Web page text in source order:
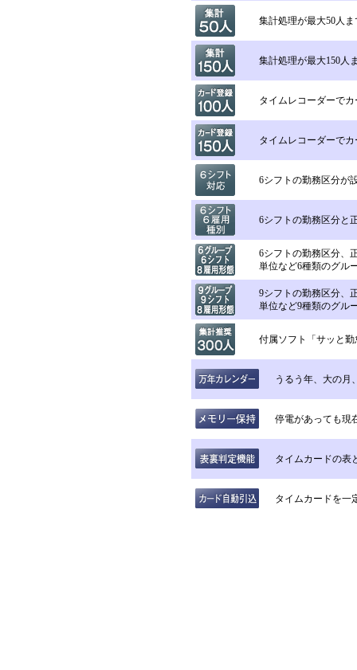
集計処理が最大50人
集計処理が最大150人
タイムレコーダーで
タイムレコーダーで
6シフトの勤務区分が
6シフトの勤務区分と
6シフトの勤務区分、
単位など6種類のグル
9シフトの勤務区分、
単位など9種類のグル
付属ソフト「サッと
うるう年、大の月
停電があっても現
タイムカードの表
タイムカードを一